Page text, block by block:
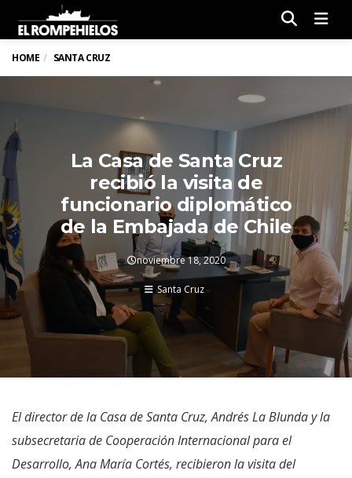
HOME SANTA CRUZ
La Casa de Santa Cruz
recibió la visita de
funcionario diplomático
de la Embajada de Chile
noviembre 18, 2020
Santa Cruz
El director de la Casa de Santa Cruz, Andrés La Blunda y la
subsecretaria de Cooperación Internacional para el
Desarrollo, Ana María Cortés, recibieron la visita del